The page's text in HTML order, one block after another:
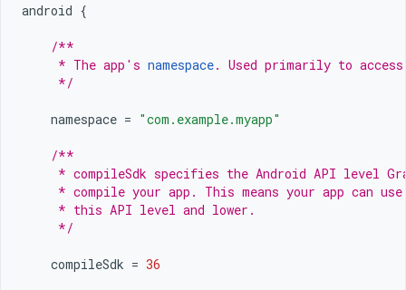
android {
/**
     * The app's
namespace. Used primarily to
     */
namespace = "com.example.myapp"
/**
* compileSdk specifies the Android API level
* compile your app. This means your app can
     * this API level and lower.
     */
compileSdk = 36